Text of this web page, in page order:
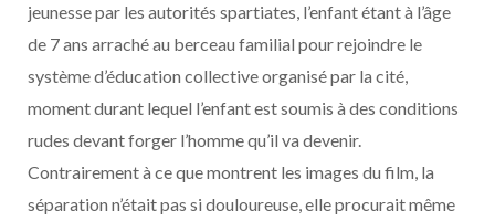
jeunesse par les autorités spartiates, l’enfant étant à l’âge
de 7 ans arraché au berceau familial pour rejoindre le
système d’éducation collective organisé par la cité,
moment durant lequel l’enfant est soumis à des conditions
rudes devant forger l’homme qu’il va devenir.
Contrairement à ce que montrent les images du film, la
séparation n’était pas si douloureuse, elle procurait même